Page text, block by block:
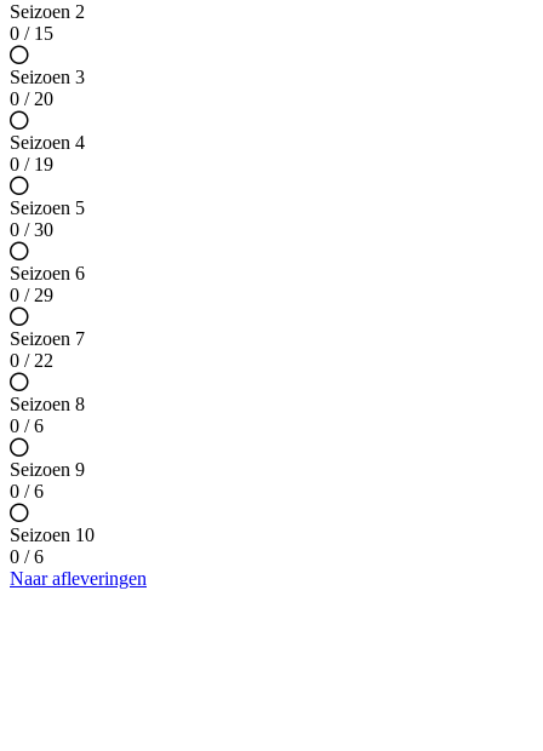
Seizoen 2
0 / 15
Seizoen 3
0 / 20
Seizoen 4
0 / 19
Seizoen 5
0 / 30
Seizoen 6
0 / 29
Seizoen 7
0 / 22
Seizoen 8
0 / 6
Seizoen 9
0 / 6
Seizoen 10
0 / 6
Naar afleveringen